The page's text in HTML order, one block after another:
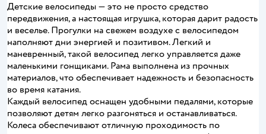
Детские велосипеды — это не просто средство
передвижения, а настоящая игрушка, которая дарит радость
и веселье. Прогулки на свежем воздухе с велосипедом
наполняют дни энергией и позитивом. Легкий и
маневренный, такой велосипед легко управляется даже
маленькими гонщиками. Рама выполнена из прочных
материалов, что обеспечивает надежность и безопасность
во время катания.
Каждый велосипед оснащен удобными педалями, которые
позволяют детям легко разгоняться и останавливаться.
Колеса обеспечивают отличную проходимость по